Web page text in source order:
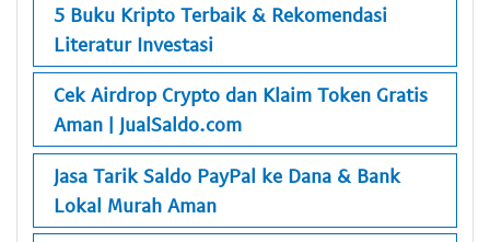
5 Buku Kripto Terbaik & Rekomendasi
Literatur Investasi
Cek Airdrop Crypto dan Klaim Token Gratis
Aman | JualSaldo.com
Jasa Tarik Saldo PayPal ke Dana & Bank
Lokal Murah Aman